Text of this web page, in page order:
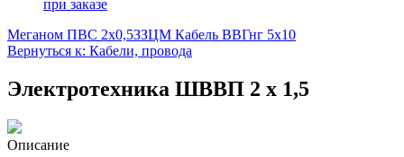
при заказе
Меганом ПВС 2х0,5ЗЗЦМ Кабель ВВГнг 5х10
Вернуться к: Кабели, провода
Электротехника ШВВП 2 х 1,5
Описание